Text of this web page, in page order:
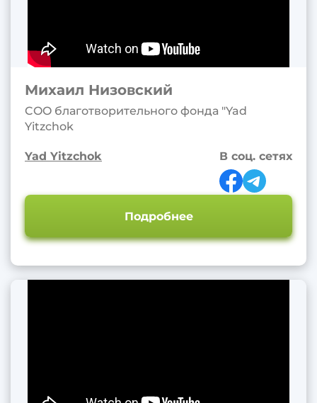
Михаил Низовский
COO благотворительного фонда "Yad
Yitzchok
Yad Yitzchok В соц. сетях
Подробнее